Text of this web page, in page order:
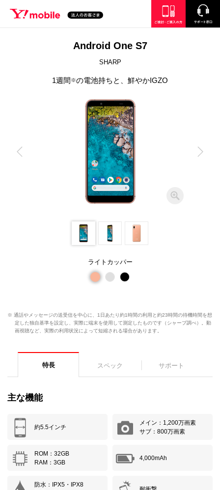
SEARCH
Android One S7
SHARP
1週間※の電池持ちと、鮮やかIGZO
ライトカッパー
※ 通話やメッセージの送受信を中心に、1日あたり約1時間の利用と約23時間の待機時間を想
定した独自基準を設定し、実際に端末を使用して測定したものです（シャープ調べ）。動
画視聴など、実際の利用状況によって短縮される場合があります。
特長 スペック サポート
主な機能
約5.5インチ
メイン：1,200万画素
サブ：800万画素
ROM：32GB
RAM：3GB
4,000mAh
防水：IPX5・IPX8